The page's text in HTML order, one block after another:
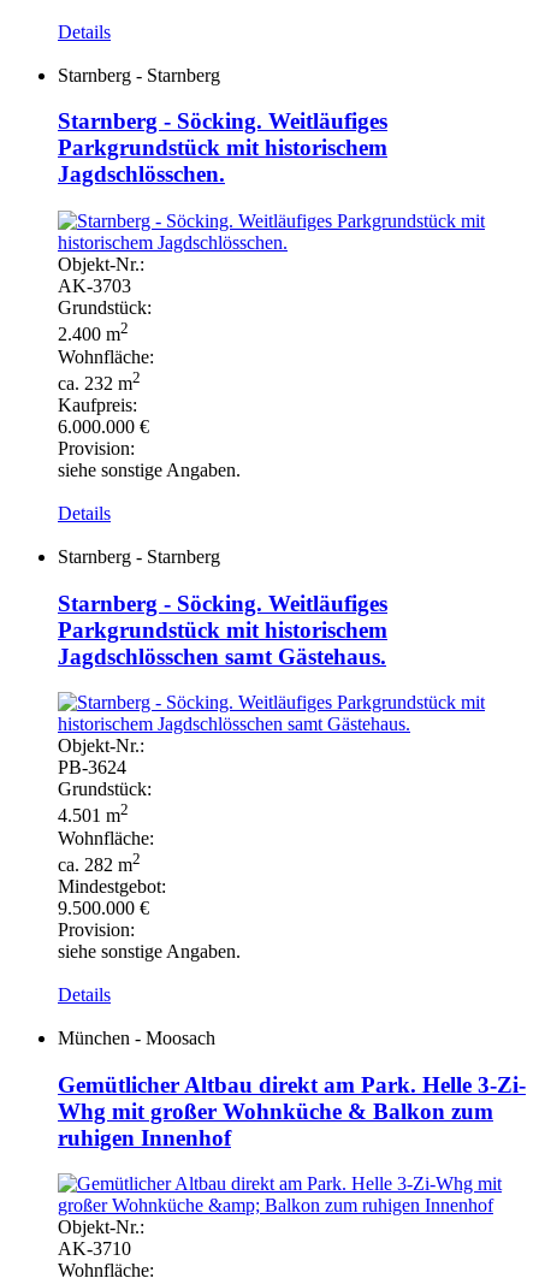
Details
Starnberg - Starnberg
Starnberg - Söcking. Weitläufiges
Parkgrundstück mit historischem
Jagdschlösschen.
Objekt-Nr.:
AK-3703
Grundstück:
2.400 m2
Wohnfläche:
ca. 232 m2
Kaufpreis:
6.000.000 €
Provision:
siehe sonstige Angaben.
Details
Starnberg - Starnberg
Starnberg - Söcking. Weitläufiges
Parkgrundstück mit historischem
Jagdschlösschen samt Gästehaus.
Objekt-Nr.:
PB-3624
Grundstück:
4.501 m2
Wohnfläche:
ca. 282 m2
Mindestgebot:
9.500.000 €
Provision:
siehe sonstige Angaben.
Details
München - Moosach
Gemütlicher Altbau direkt am Park. Helle 3-Zi-
Whg mit großer Wohnküche & Balkon zum
ruhigen Innenhof
Objekt-Nr.:
AK-3710
Wohnfläche: